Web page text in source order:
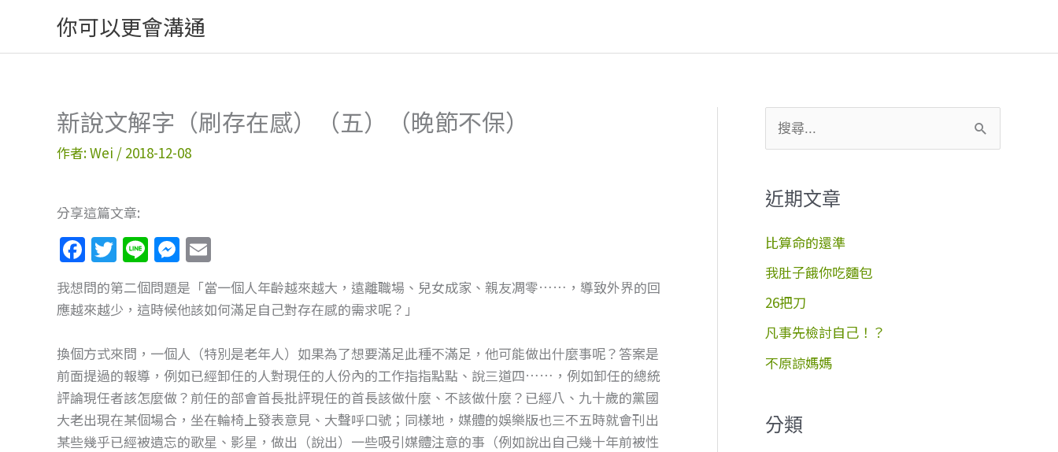
主
你可以更會溝通
新說文解字（刷存在感）（五）（晚節不保）
作者:Wei / 2018-12-08
分享這篇文章:
F
a
c
e
b
o
o
k
T
w
itt
er
Li
n
e
M
e
ss
e
n
g
er
m
ai
l
我想問的第二個問題是「當一個人年齡越來越大，遠離職場、兒女成家、親友凋零……，導致外界的回
應越來越少，這時候他該如何滿足自己對存在感的需求呢？」
換個方式來問，一個人（特別是老年人）如果為了想要滿足此種不滿足，他可能做出什麼事呢？答案是
前面提過的報導，例如已經卸任的人對現任的人份內的工作指指點點、說三道四……，例如卸任的總統
評論現任者該怎麼做？前任的部會首長批評現任的首長該做什麼、不該做什麼？已經八、九十歲的黨國
大老出現在某個場合，坐在輪椅上發表意見、大聲呼口號；同樣地，媒體的娛樂版也三不五時就會刊出
某些幾乎已經被遺忘的歌星、影星，做出（說出）一些吸引媒體注意的事（例如說出自己幾十年前被性
尋
鍵
字
:
近期文章
比算命的還準
我肚子餓你吃麵包
26把刀
凡事先檢討自己！？
不原諒媽媽
分類